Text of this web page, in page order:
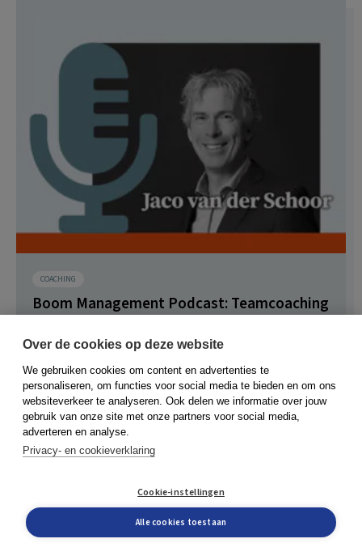
COACHING
Boom Management Podcast: Teamcoaching
met Jaco van der Schoor
Waarom je als teamcoach ook eens niet in de
onderstroom moet duiken. Hoe je komt tot goede
samenwerking....
Redactie Boom Management
18 april 2025
Over de cookies op deze website
We gebruiken cookies om content en advertenties te
personaliseren, om functies voor social media te bieden en om ons
websiteverkeer te analyseren. Ook delen we informatie over jouw
gebruik van onze site met onze partners voor social media,
adverteren en analyse.
Privacy- en cookieverklaring
Cookie-instellingen
Alle cookies toestaan